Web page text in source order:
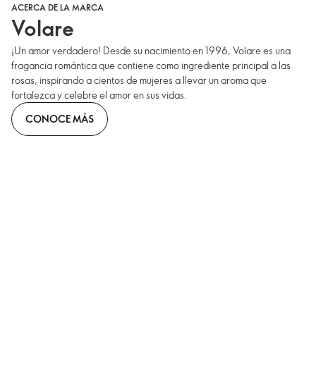
ACERCA DE LA MARCA
Volare
¡Un amor verdadero! Desde su nacimiento en 1996, Volare es una
fragancia romántica que contiene como ingrediente principal a las
rosas, inspirando a cientos de mujeres a llevar un aroma que
fortalezca y celebre el amor en sus vidas.
CONOCE MÁS